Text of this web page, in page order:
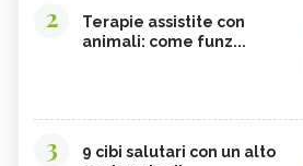
2
Terapie assistite con
animali: come funz...
3
9 cibi salutari con un alto